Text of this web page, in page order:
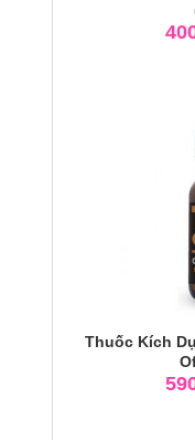
Thuốc Kích